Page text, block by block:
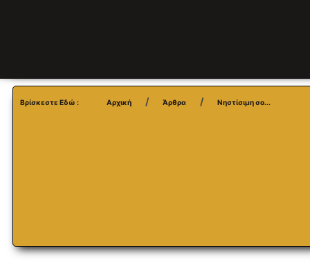
Βρίσκεστε Εδώ : Αρχική Άρθρα Νηστίσιμη σο...